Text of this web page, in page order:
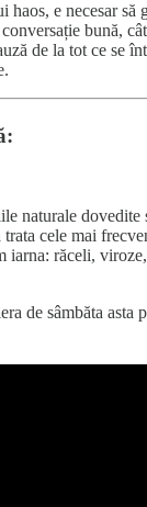
e necesar să
bună,
de la tot ce se
naturale
cele mai
iarna: răceli,
de sâmbăta asta